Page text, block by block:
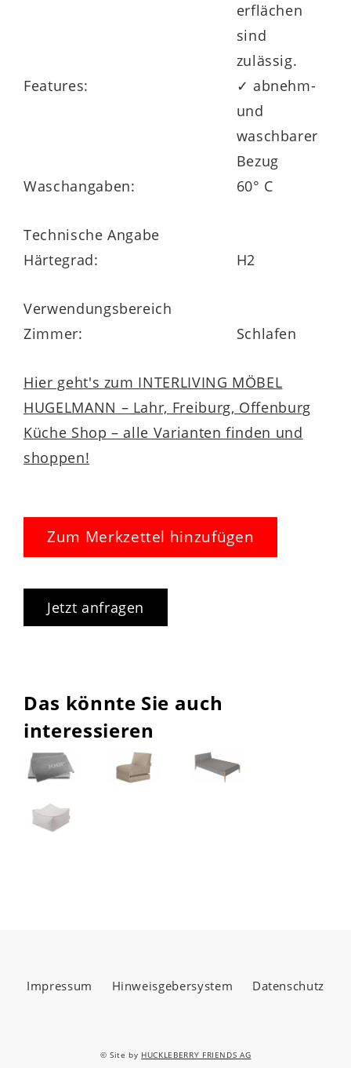
erflächen
sind
zulässig.
Features:
✓ abnehm-
und
waschbarer
Bezug
Waschangaben:
60° C
Technische Angabe
Härtegrad:
H2
Verwendungsbereich
Zimmer:
Schlafen
Hier geht's zum INTERLIVING MÖBEL
HUGELMANN – Lahr, Freiburg, Offenburg
Küche Shop – alle Varianten finden und
shoppen!
Zum Merkzettel hinzufügen
Jetzt anfragen
Das könnte Sie auch
interessieren
Impressum Hinweisgebersystem Datenschutz
© Site by HUCKLEBERRY FRIENDS AG